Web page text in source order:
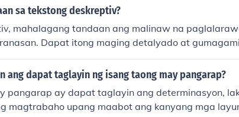
upang maunawaan ang pangangailangan ng
sa tekstong deskreptiv?
mahalagang tandaan ang malinaw na
Dapat itong maging detalyado at
maiparating ang tunay na karanasan sa
salitang naglalarawan at mga tayutay ay
sa inilalarawang paksa.
ang dapat taglayin ng isang taong may pangarap?
pangarap ay dapat taglayin ang determinasyon,
magtrabaho upang maabot ang kanyang mga